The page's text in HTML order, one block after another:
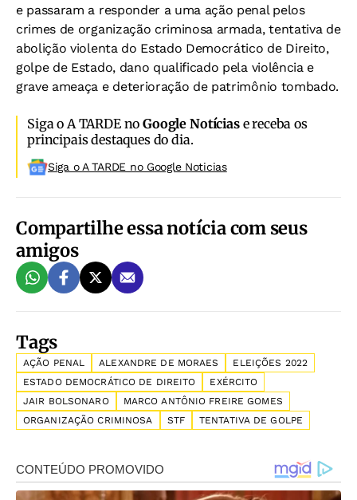
e passaram a responder a uma ação penal pelos
crimes de organização criminosa armada, tentativa de
abolição violenta do Estado Democrático de Direito,
golpe de Estado, dano qualificado pela violência e
grave ameaça e deterioração de patrimônio tombado.
Siga o A TARDE noGoogle Notíciase receba os
principais destaques do dia.
Siga o A TARDE no Google Noticias
Compartilhe essa notícia com seus
amigos
Tags
AÇÃO PENAL ALEXANDRE DE MORAES
ELEIÇÕES 2022
ESTADO DEMOCRÁTICO DE DIREITO
EXÉRCITO
JAIR BOLSONARO
MARCO ANTÔNIO FREIRE GOMES
ORGANIZAÇÃO CRIMINOSA
STF TENTATIVA DE GOLPE